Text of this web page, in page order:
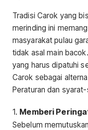
Tradisi Carok yang
merinding ini
masyarakat pulau
tidak asal main
yang harus dipatuhi
Carok sebagai
Peraturan dan
1. Memberi
Sebelum